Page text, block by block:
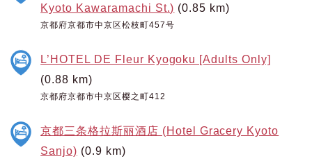
Kyoto Kawaramachi St.) (0.85 km)
京都府京都市中京区松枝町457号
L’HOTEL DE Fleur Kyogoku [Adults Only]
(0.88 km)
京都府京都市中京区樱之町412
京都三条格拉斯丽酒店 (Hotel Gracery Kyoto
Sanjo) (0.9 km)